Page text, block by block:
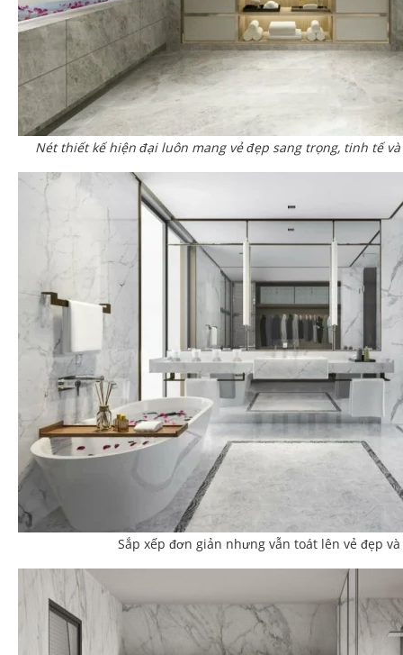
Nét thiết kế hiện đại luôn mang vẻ đẹp sang trọng, tinh tế
Sắp xếp đơn giản nhưng vẫn toát lên vẻ đẹp